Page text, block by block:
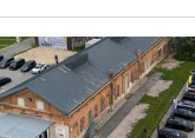
bZ4X
Der neue
Mercedes
VLE will
Shuttle-...